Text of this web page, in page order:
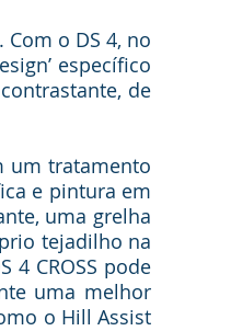
o DS 4, no
específico
de
um tratamento
e pintura em
uma grelha
tejadilho na
4 CROSS pode
uma melhor
o Hill Assist